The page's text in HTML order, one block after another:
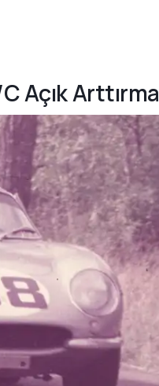
Açık Arttırma